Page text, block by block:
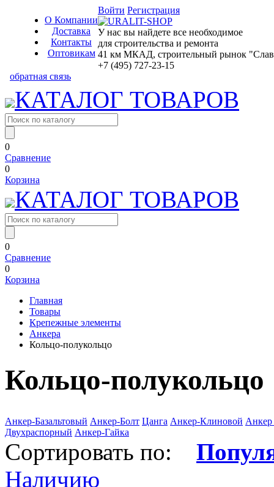
О Компании
Доставка
Контакты
Оптовикам
Войти Регистрация
У нас вы найдете все необходимое
для строительства и ремонта
41 км МКАД, строительный рынок
+7 (495) 727-23-15
обратная связь
КАТАЛОГ ТОВАРОВ
0
Сравнение
0
Корзина
КАТАЛОГ ТОВАРОВ
0
Сравнение
0
Корзина
Главная
Товары
Крепежные элементы
Анкера
Кольцо-полукольцо
Кольцо-полукольцо
Анкер-Базальтовый Анкер-Болт Цанга Анкер-Клиновой
Двухраспорный Анкер-Гайка
Сортировать по:
Наличию